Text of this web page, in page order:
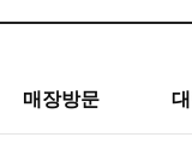
매장방문